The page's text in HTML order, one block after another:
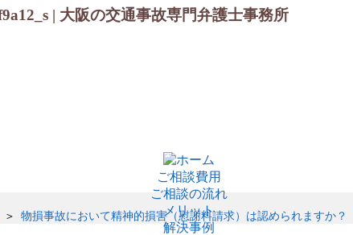
| 大阪の交通事故専門弁護士事務所
ご相談費用
ご相談の流れ
メリット
解決事例
物損事故において精神的損害（慰謝料請求）は認められますか？